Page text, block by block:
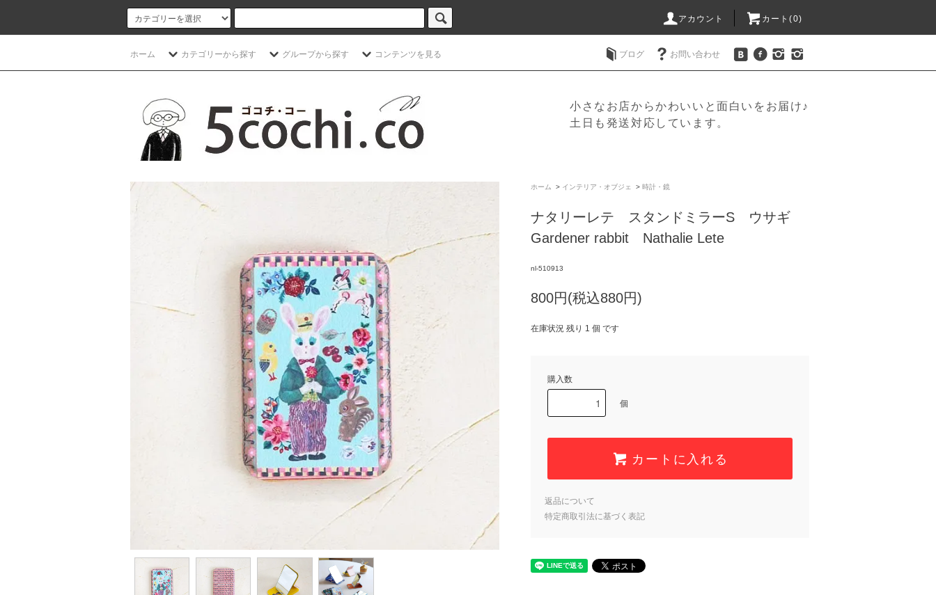
アカウント カート(0)
ホーム カテゴリーから探す グループから探す コンテンツを見る ブログ お問い合わせ
小さなお店からかわいいと面白いをお届け♪
土日も発送対応しています。
ホーム > インテリア・オブジェ > 時計・鏡
ナタリーレテ スタンドミラーS ウサギ
Gardener rabbit Nathalie Lete
nl-510913
800円(税込880円)
在庫状況 残り 1 個 です
購入数
個
カートに入れる
返品について
特定商取引法に基づく表記